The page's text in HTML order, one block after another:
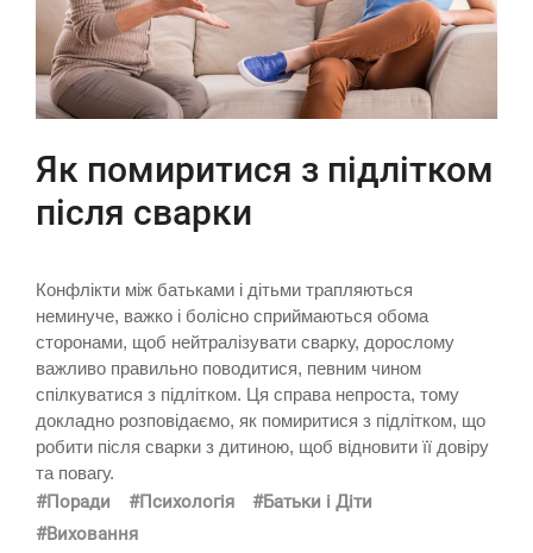
Як помиритися з підлітком
після сварки
Конфлікти між батьками і дітьми трапляються
неминуче, важко і болісно сприймаються обома
сторонами, щоб нейтралізувати сварку, дорослому
важливо правильно поводитися, певним чином
спілкуватися з підлітком. Ця справа непроста, тому
докладно розповідаємо, як помиритися з підлітком, що
робити після сварки з дитиною, щоб відновити її довіру
та повагу.
#Поради #Психологія
#Батьки і Діти
#Виховання